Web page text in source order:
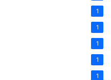
1
1
1
1
1